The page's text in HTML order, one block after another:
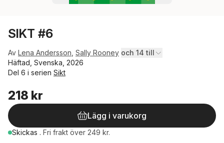
SIKT #6
Av Lena Andersson Sally Rooney och 14 till
Häftad, Svenska, 2026
Del 6 i serien Sikt
218 kr
Lägg i varukorg
Skickas . Fri frakt över 249 kr.